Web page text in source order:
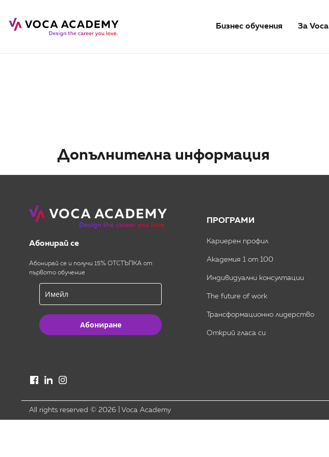
Бизнес обучения За Voca
Допълнителна информация
Абонирай се
Абонирай се и получи 15% ОТСТЪПКА от
първото обучение
Абониране
ПРОГРАМИ
Кариерен профил
Академия 1 от 100
Индивидуални консултации
The future of work
Трансформационно лидерство
Открий гласа си
All rights reserved © 2026 Voca Academy